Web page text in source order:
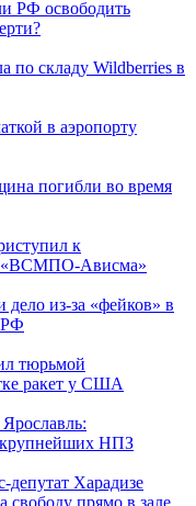
РФ освободить
по складу Wildberries в
в аэропорту
погибли во время
к
«ВСМПО-Ависма»
дело из-за «фейков» в
РФ
тюрьмой
ракет у США
крупнейших НПЗ
депутат Харадизе
свободу прямо в зале